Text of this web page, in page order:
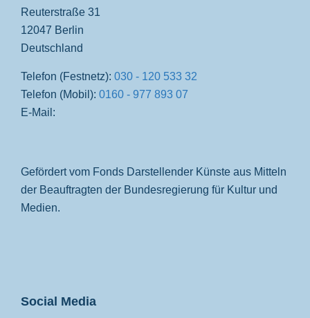
Reuterstraße 31
12047 Berlin
Deutschland
Telefon (Festnetz): 030 - 120 533 32
Telefon (Mobil): 0160 - 977 893 07
E-Mail:
Gefördert vom Fonds Darstellender Künste aus Mitteln
der Beauftragten der Bundesregierung für Kultur und
Medien.
Social Media